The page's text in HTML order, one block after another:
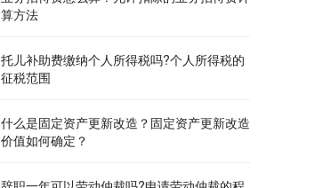
算方法
托儿补助费缴纳个人所得税吗?个人所得税的
征税范围
什么是固定资产更新改造？固定资产更新改造
价值如何确定？